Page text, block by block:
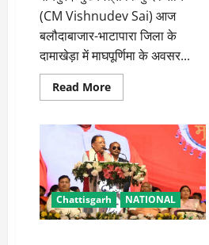
(CM Vishnudev Sai) आज
बलौदाबाजार-भाटापारा जिला के
दामाखेड़ा में माघपूर्णिमा के अवसर...
Read MoreRead
more
का
नाम
अब
होगा
कबीर
धर्म
नगर
दामाखेड़ा:
सीएम
Chattisgarh NATIONAL